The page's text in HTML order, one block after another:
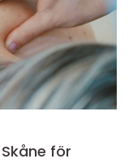
för